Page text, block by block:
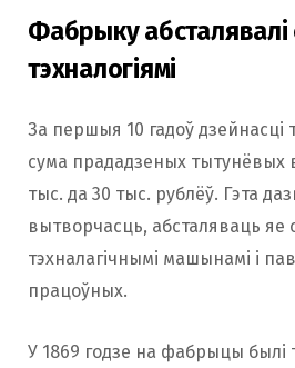
Фабрыку абсталявалі
тэхналогіямі
За першыя 10 гадоў
сума прададзеных тытунёвых
тыс. да 30 тыс. рублёў. Гэта
вытворчасць, абсталяваць яе
тэхналагічнымі машынамі і
працоўных.
У 1869 годзе на фабрыцы былі